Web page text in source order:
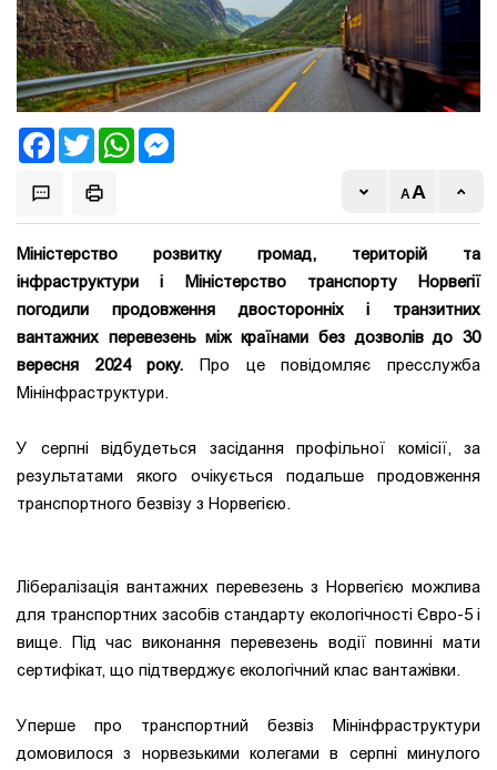
FacebookTwitter WhatsApp
Міністерство розвитку громад, територій та
інфраструктури і Міністерство транспорту Норвегії
погодили продовження двосторонніх і транзитних
вантажних перевезень між країнами без дозволів до 30
вересня 2024 року. Про це повідомляє пресслужба
Мінінфраструктури.
У серпні відбудеться засідання профільної комісії, за
результатами якого очікується подальше продовження
транспортного безвізу з Норвегією.
Лібералізація вантажних перевезень з Норвегією можлива
для транспортних засобів стандарту екологічності Євро-5 і
вище. Під час виконання перевезень водії повинні мати
сертифікат, що підтверджує екологічний клас вантажівки.
Уперше про транспортний безвіз Мінінфраструктури
домовилося з норвезькими колегами в серпні минулого